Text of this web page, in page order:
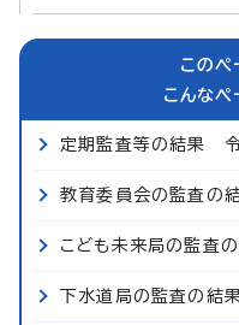
このペ
こんなペ
定期監査等の結果
教育委員会の監査の
こども未来局の監査
下水道局の監査の結